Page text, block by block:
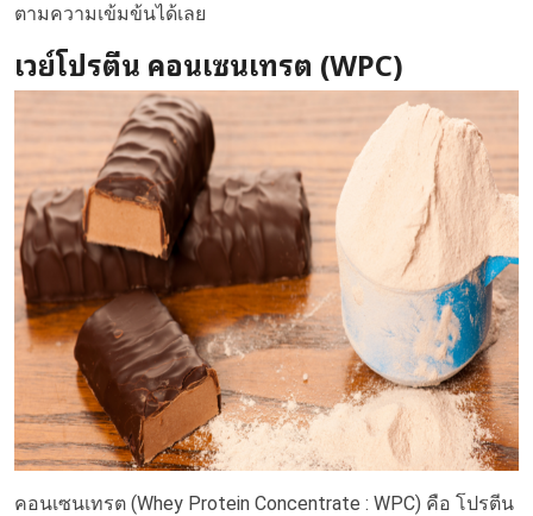
ตามความเข้มข้นได้เลย
เวย์โปรตีน คอนเซนเทรต (WPC)
คอนเซนเทรต (Whey Protein Concentrate : WPC) คือ โปรตีน